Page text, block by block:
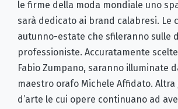
le firme della moda mondiale uno
sarà dedicato ai brand calabresi. Le
autunno-estate che sfileranno sulle
professioniste. Accuratamente
Fabio Zumpano, saranno illuminate
maestro orafo Michele Affidato.
d’arte le cui opere continuano ad